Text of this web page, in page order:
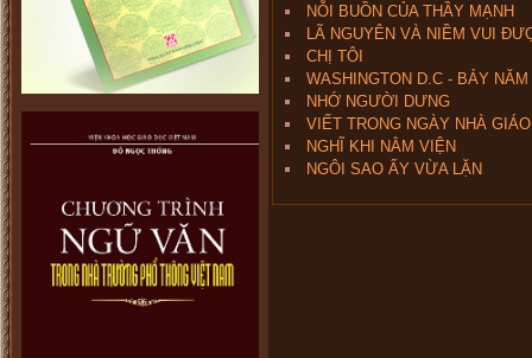
NỖI BUỒN CỦA THẦY MẠNH
LÃ NGUYÊN VÀ NIỀM VUI
CHỊ TÔI
WASHINGTON D.C - BẢY
NHỚ NGƯỜI DƯNG
VIẾT TRONG NGÀY NHÀ GIÁO
NGHĨ KHI NẰM VIỆN
NGÔI SAO ẤY VỪA LẶN